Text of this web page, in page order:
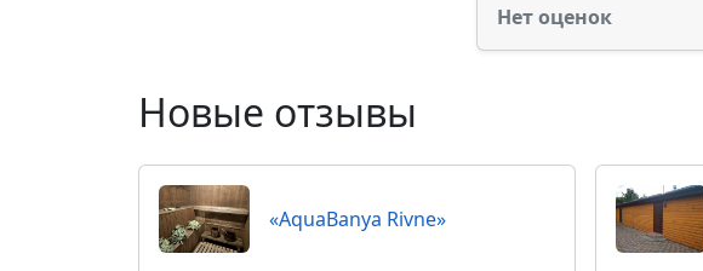
Нет оценок
Новые отзывы
«AquaBanya Rivne»